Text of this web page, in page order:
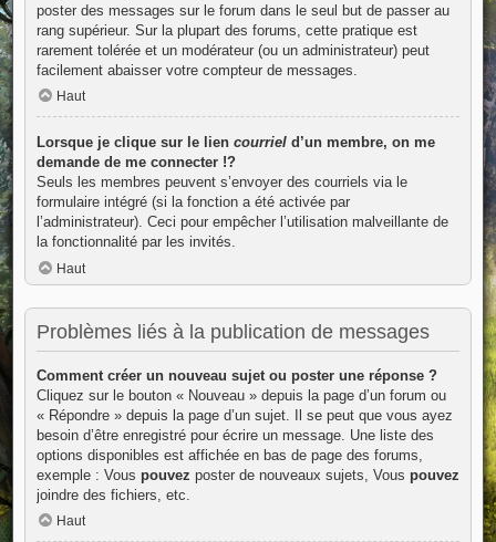
poster des messages sur le forum dans le seul but de passer au
rang supérieur. Sur la plupart des forums, cette pratique est
rarement tolérée et un modérateur (ou un administrateur) peut
facilement abaisser votre compteur de messages.
Haut
Lorsque je clique sur le lien courrield’un membre, on me
demande de me connecter !?
Seuls les membres peuvent s’envoyer des courriels via le
formulaire intégré (si la fonction a été activée par
l’administrateur). Ceci pour empêcher l’utilisation malveillante de
la fonctionnalité par les invités.
Haut
Problèmes liés à la publication de messages
Comment créer un nouveau sujet ou poster une réponse ?
Cliquez sur le bouton « Nouveau » depuis la page d’un forum ou
« Répondre » depuis la page d’un sujet. Il se peut que vous ayez
besoin d’être enregistré pour écrire un message. Une liste des
options disponibles est affichée en bas de page des forums,
exemple : Vous pouvez poster de nouveaux sujets, Vous pouvez
joindre des fichiers, etc.
Haut